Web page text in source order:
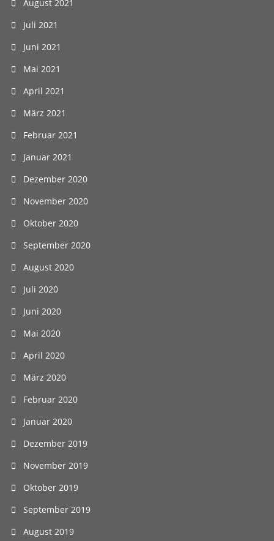
August 2021
Juli 2021
Juni 2021
Mai 2021
April 2021
März 2021
Februar 2021
Januar 2021
Dezember 2020
November 2020
Oktober 2020
September 2020
August 2020
Juli 2020
Juni 2020
Mai 2020
April 2020
März 2020
Februar 2020
Januar 2020
Dezember 2019
November 2019
Oktober 2019
September 2019
August 2019